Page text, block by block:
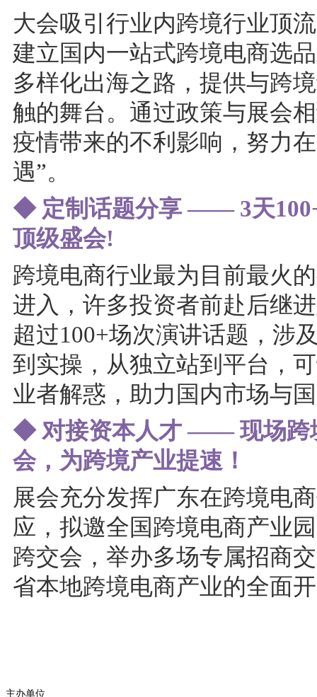
大会吸引行业内跨境行业顶
建立国内一站式跨境电商选
多样化出海之路，提供与跨
触的舞台。通过政策与展会
疫情带来的不利影响，努力
遇”。
◆ 定制话题分享 —— 3天
顶级盛会!
跨境电商行业最为目前最火
进入，许多投资者前赴后继
超过100+场次演讲话题，涉
到实操，从独立站到平台，
业者解惑，助力国内市场与
◆ 对接资本人才 —— 现场跨
会，为跨境产业提速！
展会充分发挥广东在跨境电
应，拟邀全国跨境电商产业
跨交会，举办多场专属招商
省本地跨境电商产业的全面
主办单位